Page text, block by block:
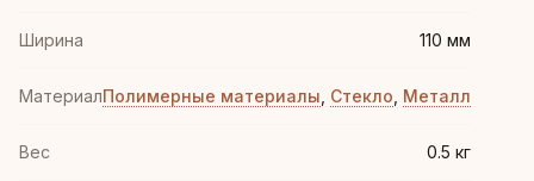
Ширина 110 мм
МатериалПолимерные материалы Стекло Металл
Вес 0.5 кг